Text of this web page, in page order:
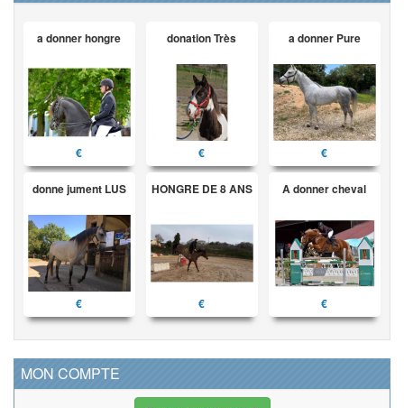
a donner hongre
€
donation Très
€
a donner Pure
€
donne jument LUS
€
HONGRE DE 8 ANS
€
A donner cheval
€
MON COMPTE